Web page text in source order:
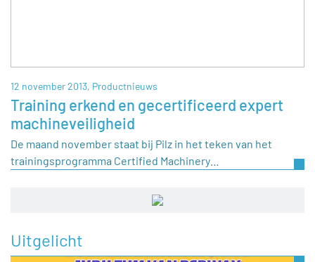
12 november 2013, Productnieuws
Training erkend en gecertificeerd expert
machineveiligheid
De maand november staat bij Pilz in het teken van het
trainingsprogramma Certified Machinery…
Uitgelicht